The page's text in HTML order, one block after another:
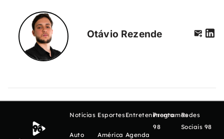
Otávio Rezende
Notícias
Auto
Esportes
América
Entretenimento
Agenda
Programas
98
Redes
Sociais 98